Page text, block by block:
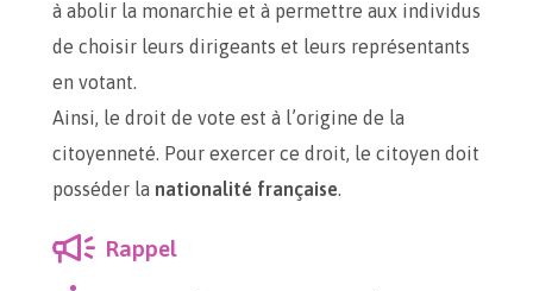
à abolir la monarchie et à permettre aux individus
de choisir leurs dirigeants et leurs représentants
en votant.
Ainsi, le droit de vote est à l’origine de la
citoyenneté. Pour exercer ce droit, le citoyen doit
posséder la nationalité française.
Rappel